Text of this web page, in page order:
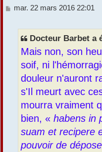
M
mar. 22 mars 2016 22:01
Docteur Barbet a
Mais non, son
soif, ni
douleur n'auront
s'Il meurt avec
mourra vraiment
bien, « habens in
suam et recipere
pouvoir de